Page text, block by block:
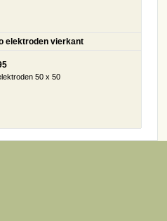
elektroden vierkant
50 x 50